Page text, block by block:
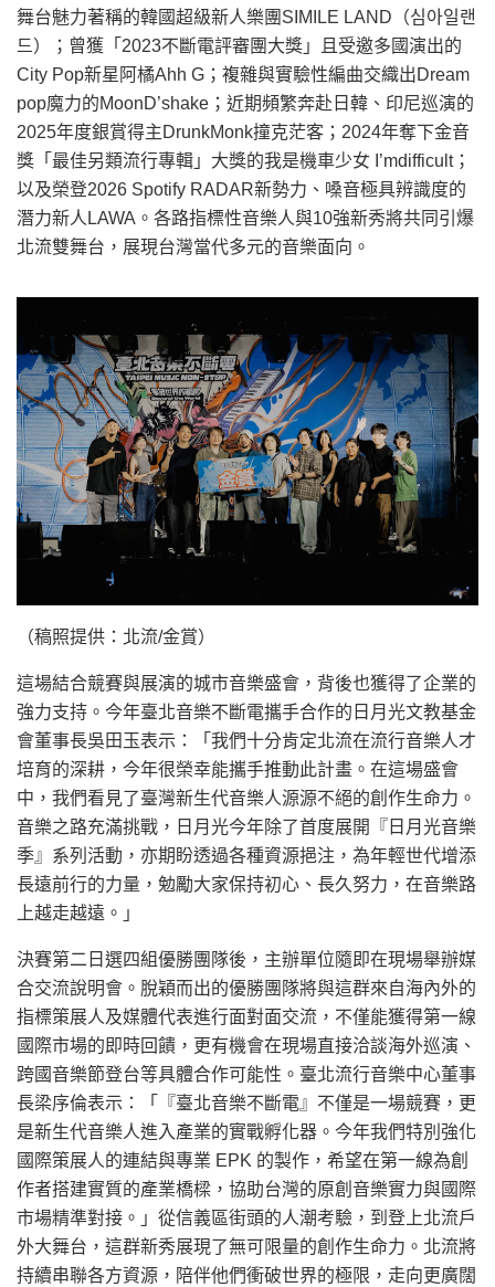
舞台魅力著稱的韓國超級新人樂團SIMILE LAND（심아일랜
드）；曾獲「2023不斷電評審團大獎」且受邀多國演出的
City Pop新星阿橘Ahh G；複雜與實驗性編曲交織出Dream
pop魔力的MoonD’shake；近期頻繁奔赴日韓、印尼巡演的
2025年度銀賞得主DrunkMonk撞克茫客；2024年奪下金音
獎「最佳另類流行專輯」大獎的我是機車少女 I’mdifficult；
以及榮登2026 Spotify RADAR新勢力、嗓音極具辨識度的
潛力新人LAWA。各路指標性音樂人與10強新秀將共同引爆
北流雙舞台，展現台灣當代多元的音樂面向。
（稿照提供：北流/金賞）
這場結合競賽與展演的城市音樂盛會，背後也獲得了企業的
強力支持。今年臺北音樂不斷電攜手合作的日月光文教基金
會董事長吳田玉表示：「我們十分肯定北流在流行音樂人才
培育的深耕，今年很榮幸能攜手推動此計畫。在這場盛會
中，我們看見了臺灣新生代音樂人源源不絕的創作生命力。
音樂之路充滿挑戰，日月光今年除了首度展開『日月光音樂
季』系列活動，亦期盼透過各種資源挹注，為年輕世代增添
長遠前行的力量，勉勵大家保持初心、長久努力，在音樂路
上越走越遠。」
決賽第二日選四組優勝團隊後，主辦單位隨即在現場舉辦媒
合交流說明會。脫穎而出的優勝團隊將與這群來自海內外的
指標策展人及媒體代表進行面對面交流，不僅能獲得第一線
國際市場的即時回饋，更有機會在現場直接洽談海外巡演、
跨國音樂節登台等具體合作可能性。臺北流行音樂中心董事
長梁序倫表示：「『臺北音樂不斷電』不僅是一場競賽，更
是新生代音樂人進入產業的實戰孵化器。今年我們特別強化
國際策展人的連結與專業 EPK 的製作，希望在第一線為創
作者搭建實質的產業橋樑，協助台灣的原創音樂實力與國際
市場精準對接。」從信義區街頭的人潮考驗，到登上北流戶
外大舞台，這群新秀展現了無可限量的創作生命力。北流將
持續串聯各方資源，陪伴他們衝破世界的極限，走向更廣闊